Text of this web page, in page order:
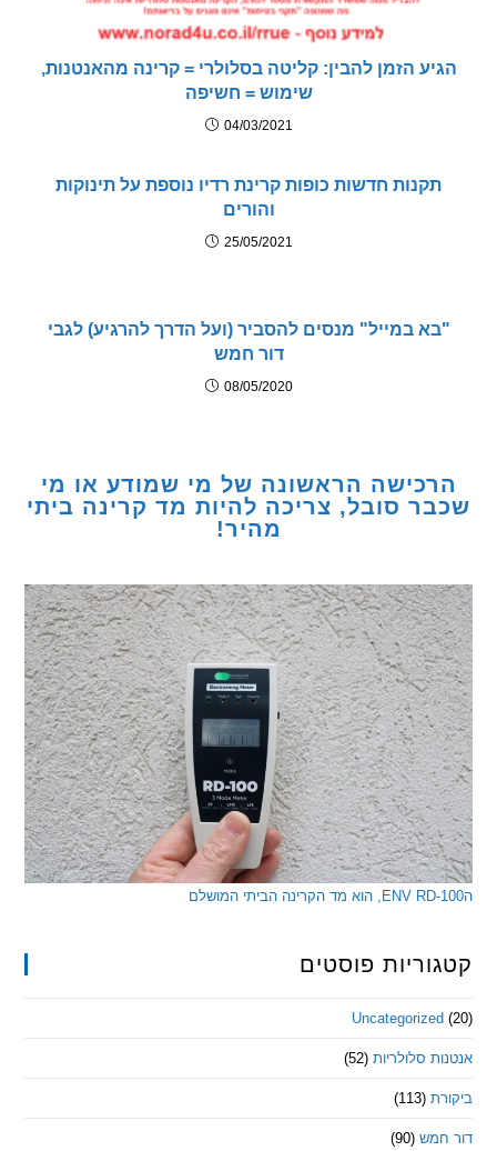
הזמן להבין: קליטה בסלולרי = קרינה מהאנטנות,
שימוש = חשיפה
04/03/2021
חדשות כופות קרינת רדיו נוספת על תינוקות
25/05/2021
במייל" מנסים להסביר (ועל הדרך להרגיע) לגבי
דור חמש
08/05/2020
הראשונה של מי שמודע או מי
סובל, צריכה להיות מד קרינה ביתי
מהיר!
פוסטים
סלולריות (52)
(90)